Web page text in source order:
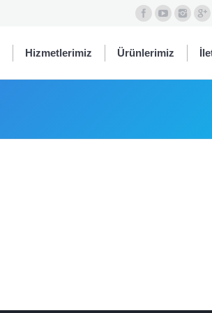
Hizmetlerimiz Ürünlerimiz